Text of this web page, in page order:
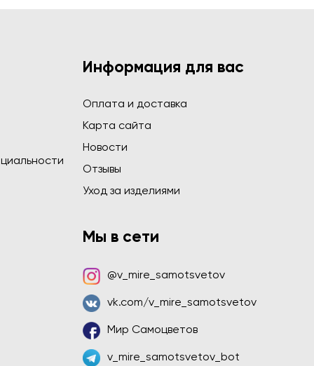
Информация для вас
Оплата и доставка
Карта сайта
Новости
Отзывы
Уход за изделиями
Мы в сети
@v_mire_samotsvetov
vk.com/v_mire_samotsvetov
Мир Самоцветов
v_mire_samotsvetov_bot